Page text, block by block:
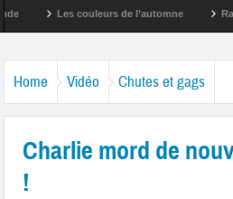
Les couleurs de l’automne
Home Vidéo Chutes et gags
Charlie mord de
!